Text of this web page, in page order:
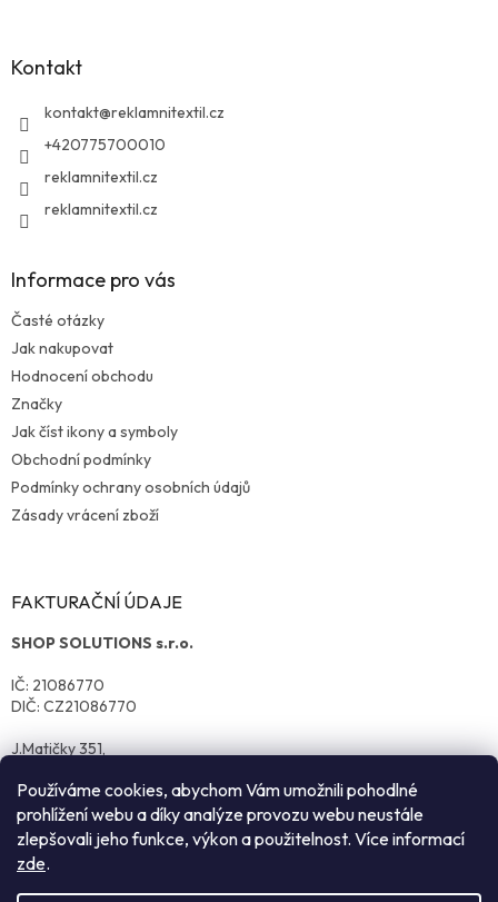
Používáme cookies, abychom Vám umožnili pohodlné
prohlížení webu a díky analýze provozu webu neustále
zlepšovali jeho funkce, výkon a použitelnost. Více informací
zde.
Kontakt
kontakt@reklamnitextil.cz
+420775700010
reklamnitextil.cz
reklamnitextil.cz
Informace pro vás
Časté otázky
Jak nakupovat
Hodnocení obchodu
Značky
Jak číst ikony a symboly
Obchodní podmínky
Podmínky ochrany osobních údajů
Zásady vrácení zboží
FAKTURAČNÍ ÚDAJE
SHOP SOLUTIONS s.r.o.
IČ: 21086770
DIČ: CZ21086770
J.Matičky 351,